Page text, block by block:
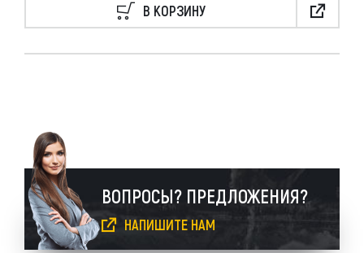
В КОРЗИНУ
ВОПРОСЫ? ПРЕДЛОЖЕНИЯ?
НАПИШИТЕ НАМ